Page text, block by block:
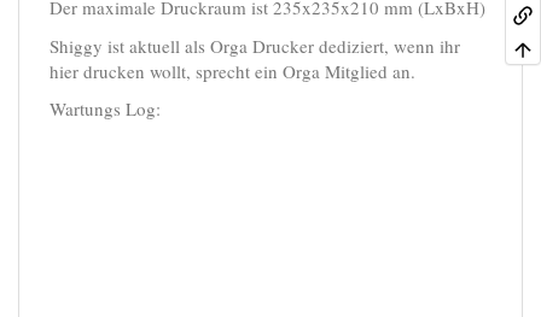
Der maximale Druckraum ist 235x235x210 mm (LxBxH)
Shiggy ist aktuell als Orga Drucker dediziert, wenn ihr
hier drucken wollt, sprecht ein Orga Mitglied an.
Wartungs Log: